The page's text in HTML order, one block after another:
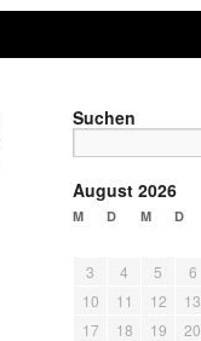
Suchen
August 2026
M D M D
3
4 5 6
10
11 12 13
17
18 19 20